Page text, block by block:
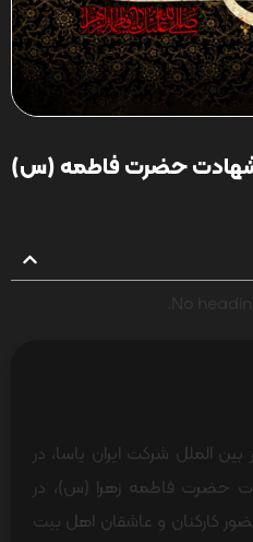
شهادت حضرت فاطمه (س)
الملل شرکت ایران یاسا، در
حضرت فاطمه زهرا‌ (س)، در
کارکنان و عاشقان اهل بیت